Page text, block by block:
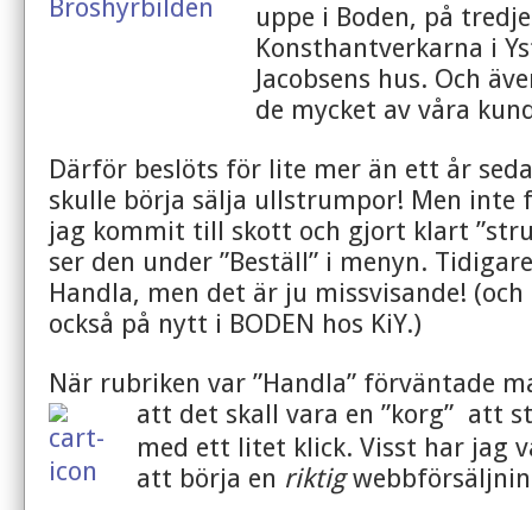
uppe i Boden, på
Konsthantverkarna i
Jacobsens hus. Och
de mycket av våra
Därför beslöts för lite mer än ett år
skulle börja sälja ullstrumpor! Men inte
jag kommit till skott och gjort klart
ser den under ”Beställ” i menyn.
Handla, men det är ju missvisande!
också på nytt i BODEN hos KiY.)
När rubriken var ”Handla” förväntade
att det skall vara en ”korg” att
med ett litet klick. Visst har jag
att börja en riktig